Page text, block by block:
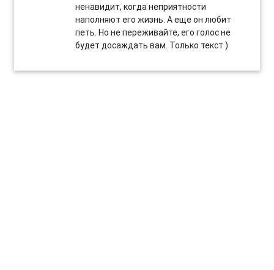
ненавидит, когда неприятности
наполняют его жизнь. А еще он любит
петь. Но не переживайте, его голос не
будет досаждать вам. Только текст )